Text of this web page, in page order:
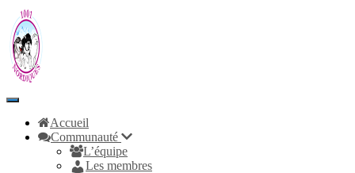
Toggle
NavigationAccueil
Communauté
L’équipe
Les membres